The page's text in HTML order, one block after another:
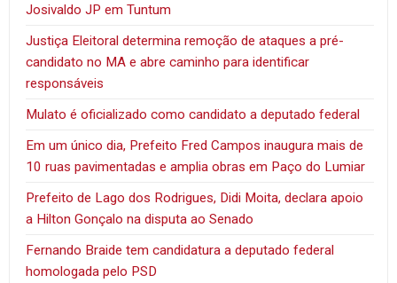
Josivaldo JP em Tuntum
Justiça Eleitoral determina remoção de ataques a pré-
candidato no MA e abre caminho para identificar
responsáveis
Mulato é oficializado como candidato a deputado federal
Em um único dia, Prefeito Fred Campos inaugura mais de
10 ruas pavimentadas e amplia obras em Paço do Lumiar
Prefeito de Lago dos Rodrigues, Didi Moita, declara apoio
a Hilton Gonçalo na disputa ao Senado
Fernando Braide tem candidatura a deputado federal
homologada pelo PSD